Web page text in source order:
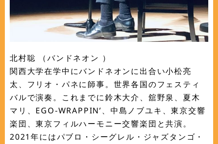
北村聡 （バンドネオン ）
関西大学在学中にバンドネオンに出合い小松亮
太、フリオ・パネに師事。世界各国のフェスティ
バルで演奏。これまでに鈴木大介、舘野泉、夏木
マリ、EGO-WRAPPIN’、中島ノブユキ、東京交響
楽団、東京フィルハーモニー交響楽団と共演。
2021年にはパブロ・シーグレル・ジャズタンゴ・